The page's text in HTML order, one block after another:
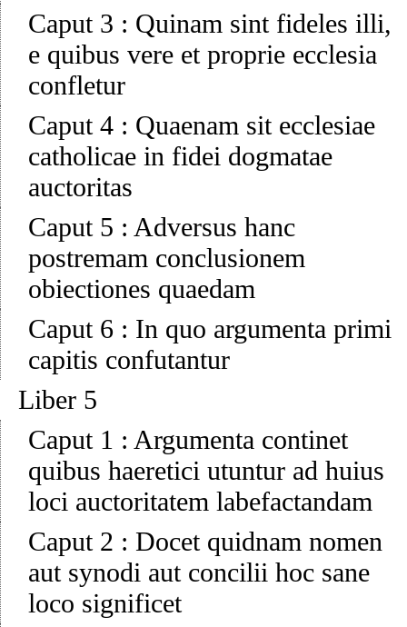
Caput 3 : Quinam sint fideles illi,
e quibus vere et proprie ecclesia
confletur
Caput 4 : Quaenam sit ecclesiae
catholicae in fidei dogmatae
auctoritas
Caput 5 : Adversus hanc
postremam conclusionem
obiectiones quaedam
Caput 6 : In quo argumenta primi
capitis confutantur
Liber 5
Caput 1 : Argumenta continet
quibus haeretici utuntur ad huius
loci auctoritatem labefactandam
Caput 2 : Docet quidnam nomen
aut synodi aut concilii hoc sane
loco significet